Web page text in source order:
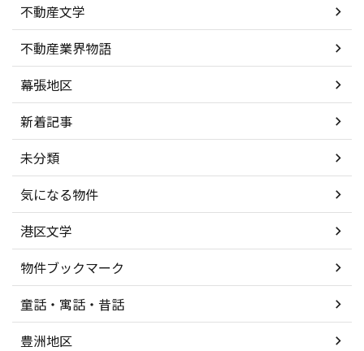
不動産文学
不動産業界物語
幕張地区
新着記事
未分類
気になる物件
港区文学
物件ブックマーク
童話・寓話・昔話
豊洲地区